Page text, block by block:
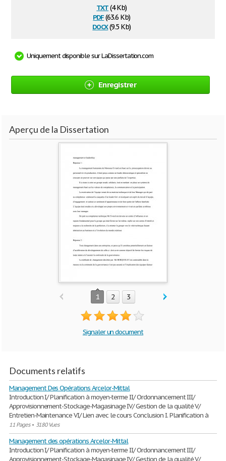
txt(4 Kb)
pdf(63.6 Kb)
docx(9.5 Kb)
Uniquement disponible sur LaDissertation.com
Enregistrer
Aperçu de la Dissertation
1 2 3
Signaler un document
Documents relatifs
Management Des Opérations Arcelor-Mittal
Introduction I/ Planification à moyen-terme II/ Ordonnancement III/
Approvisionnement-Stockage-Magasinage IV/ Gestion de la qualité V/
Entretien-Maintenance VI/ Lien avec le cours Conclusion I. Planification à
11 Pages• 3180 Vues
Management des opérations Arcelor-Mittal
Introduction I/ Planification à moyen-terme II/ Ordonnancement III/
Approvisionnement-Stockage-Magasinage IV/ Gestion de la qualité V/